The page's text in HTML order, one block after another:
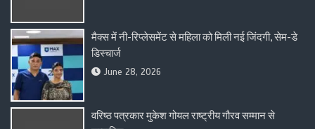
मैक्स में नी-रिप्लेसमेंट से महिला को मिली नई जिंदगी, सेम-डे
डिस्चार्ज
June 28, 2026
वरिष्ठ पत्रकार मुकेश गोयल राष्ट्रीय गौरव सम्मान से